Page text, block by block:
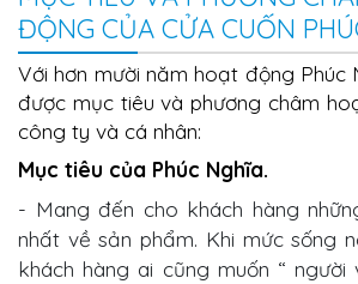
ĐỘNG CỦA CỬA CUỐN
Với hơn mười năm hoạt động
được mục tiêu và phương châm
công ty và cá nhân:
Mục tiêu của Phúc Nghĩa.
- Mang đến cho khách hàng
nhất về sản phẩm. Khi mức sống
khách hàng ai cũng muốn “ người